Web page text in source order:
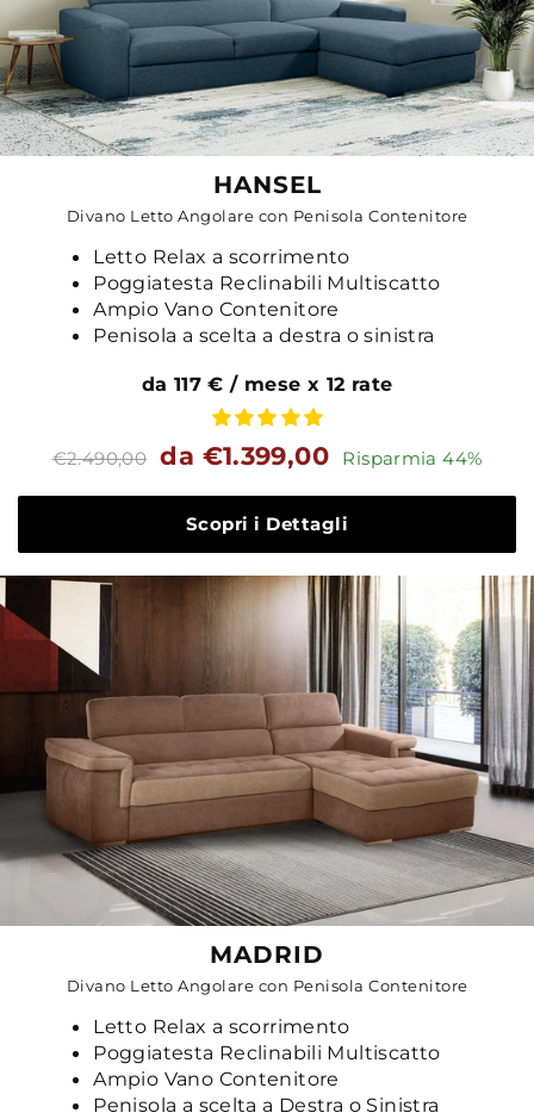
HANSEL
Divano Letto Angolare con Penisola Contenitore
Letto Relax a scorrimento
Poggiatesta Reclinabili Multiscatto
Ampio Vano Contenitore
Penisola a scelta a destra o sinistra
da 117 € / mese x 12 rate
Prezzo
standard
€2.490,00 Prezzo
da €1.399,00 Risparmia 44%
Scopri i Dettagli
MADRID
Divano Letto Angolare con Penisola Contenitore
Letto Relax a scorrimento
Poggiatesta Reclinabili Multiscatto
Ampio Vano Contenitore
Penisola a scelta a Destra o Sinistra